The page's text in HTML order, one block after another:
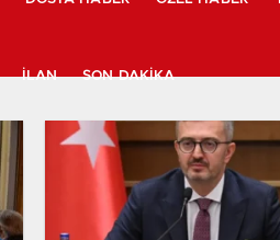
İLAN SON DAKIKA